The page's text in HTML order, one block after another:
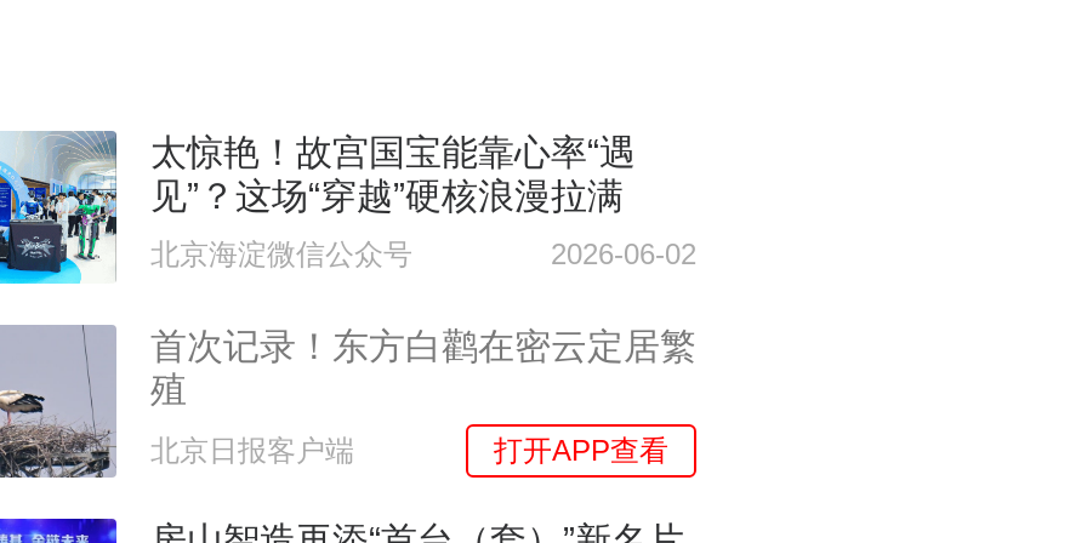
太惊艳！故宫国宝能靠心率“遇
见”？这场“穿越”硬核浪漫拉满
北京海淀微信公众号 2026-06-02
首次记录！东方白鹳在密云定居繁
殖
北京日报客户端 打开APP查看